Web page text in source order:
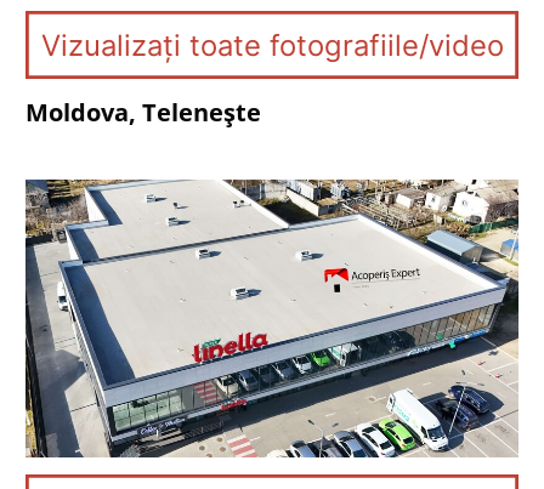
Vizualizați toate fotografiile/video
Moldova, Telenește